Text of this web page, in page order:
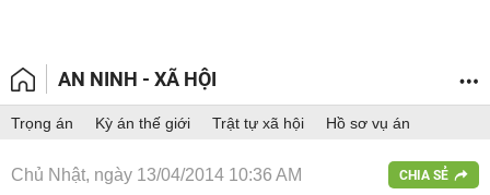
AN NINH - XÃ HỘI
Trọng án Kỳ án thế giới Trật tự xã hội Hồ sơ vụ án
Chủ Nhật, ngày 13/04/2014 10:36 AM CHIA SẺ